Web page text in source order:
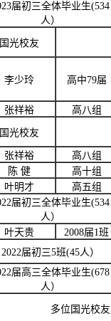
届初三全体毕业生(534
人）
国光校友
李少玲 高中79届
张祥裕
高八组
国光校友
张祥裕
高八组
陈 健
高十组
叶明才
高五组
届初三全体毕业生(534
人）
叶天贵 2008届1班
2022届初三5班(45人）
届高三全体毕业生(678
人）
多位国光校友